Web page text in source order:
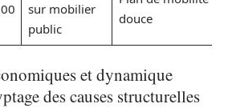
sur mobilier
public
douce
et dynamique
des causes structurelles